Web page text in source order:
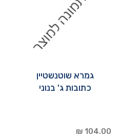
גמרא שוטנשטיין
כתובות ג' בנוני
104.00 ₪